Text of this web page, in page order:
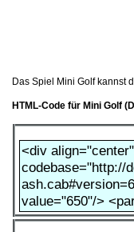
Das Spiel Mini Golf kannst
HTML-Code für Mini Golf